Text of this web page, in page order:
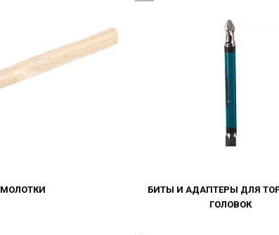
МОЛОТКИ
БИТЫ И АДАПТЕРЫ ДЛЯ
ГОЛОВОК